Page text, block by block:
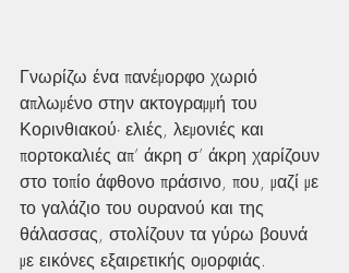
Γνωρίζω ένα πανέμορφο χωριό
απλωμένο στην ακτογραμμή του
Κορινθιακού∙ ελιές, λεμονιές και
πορτοκαλιές απ’ άκρη σ’ άκρη χαρίζουν
στο τοπίο άφθονο πράσινο, που, μαζί με
το γαλάζιο του ουρανού και της
θάλασσας, στολίζουν τα γύρω βουνά
με εικόνες εξαιρετικής ομορφιάς.